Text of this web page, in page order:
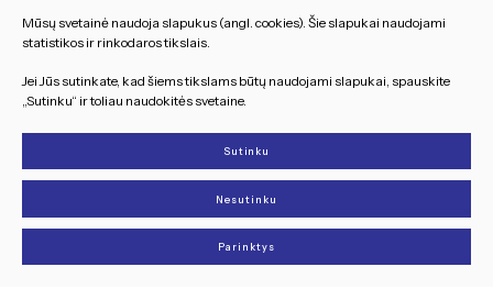
Finansinių ataskaitų rinkiniai
Tranybiniai lengvieji automobiliai
Lėšos veiklai viešinti
Dokumentai
© 2026 Visos teisės saugomos
Slapukų parinktys
Duomenų apsauga
TEXUS
Mūsų svetainė naudoja slapukus (angl. cookies). Šie slapukai naudojami
statistikos ir rinkodaros tikslais.
Jei Jūs sutinkate, kad šiems tikslams būtų naudojami slapukai, spauskite
„Sutinku“ ir toliau naudokitės svetaine.
Sutinku
Nesutinku
Parinktys